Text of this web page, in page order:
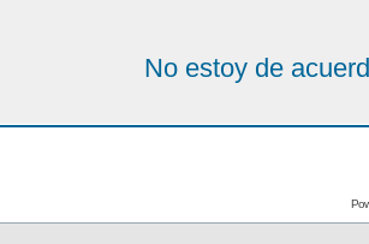
No estoy de